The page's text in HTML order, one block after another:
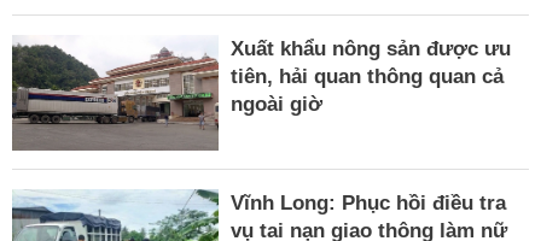
Xuất khẩu nông sản được ưu
tiên, hải quan thông quan cả
ngoài giờ
Vĩnh Long: Phục hồi điều tra
vụ tai nạn giao thông làm nữ